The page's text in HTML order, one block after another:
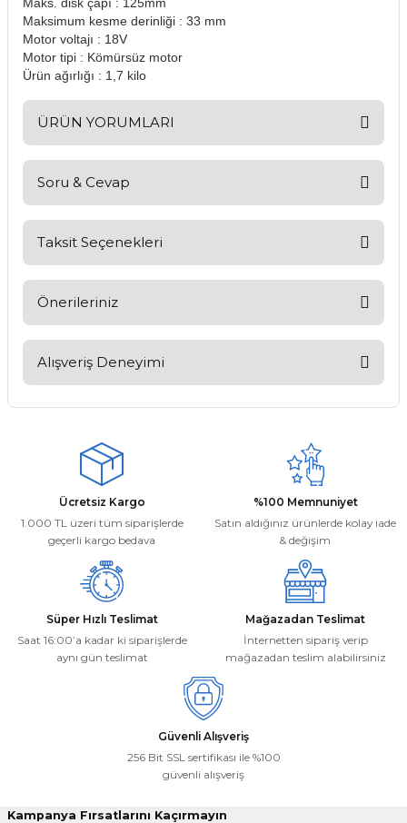
Maksimum kesme derinliği : 33 mm
Motor voltajı : 18V
Motor tipi : Kömürsüz motor
Ürün ağırlığı : 1,7 kilo
ÜRÜN YORUMLARI
Bu ürüne ilk yorumu siz yapın!
Soru & Cevap
Ürün hakkında henüz soru sorulmamış.
Taksit Seçenekleri
Önerileriniz
kullanarak tarafımıza iletebilirsiniz.
Görüş ve önerileriniz için teşekkür ederiz.
Ürün açıklamasında eksik bilgiler bulunuyor.
Ürün bilgilerinde hatalar bulunuyor.
Ürün fiyatı diğer sitelerden daha pahalı.
Bu ürüne benzer farklı alternatifler olmalı.
Alışveriş Deneyimi
verin, size ulaşamıyorum.
Mehmet Kayış | 17/02/2026
Deneyimini Paylaş
Ücretsiz Kargo
1.000 TL üzeri tüm siparişlerde
geçerli kargo bedava
%100 Memnuniyet
Satın aldığınız ürünlerde kolay iade
& değişim
Süper Hızlı Teslimat
Saat 16:00’a kadar ki siparişlerde
aynı gün teslimat
Mağazadan Teslimat
İnternetten sipariş verip
mağazadan teslim alabilirsiniz
Güvenli Alışveriş
256 Bit SSL sertifikası ile %100
güvenli alışveriş
Kampanya Fırsatlarını Kaçırmayın